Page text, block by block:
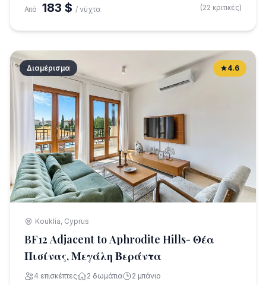
Από 183 $ / νύχτα (22 κριτικές)
Διαμέρισμα 4.6
Kouklia, Cyprus
BF12 Adjacent to Aphrodite Hills- Θέα
Πισίνας, Μεγάλη Βεράντα
4 επισκέπτες 2 δωμάτια 2 μπάνιο